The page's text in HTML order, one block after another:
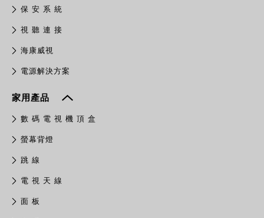
保 安 系 統
視 聽 連 接
​海康威視
電源解決方案
家用產品
數 碼 電 視 機 頂 盒
螢幕背燈
跳 線
電 視 天 線
面 板